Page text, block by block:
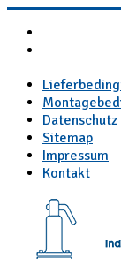
Datenschutz
Sitemap
Impressum
Kontakt